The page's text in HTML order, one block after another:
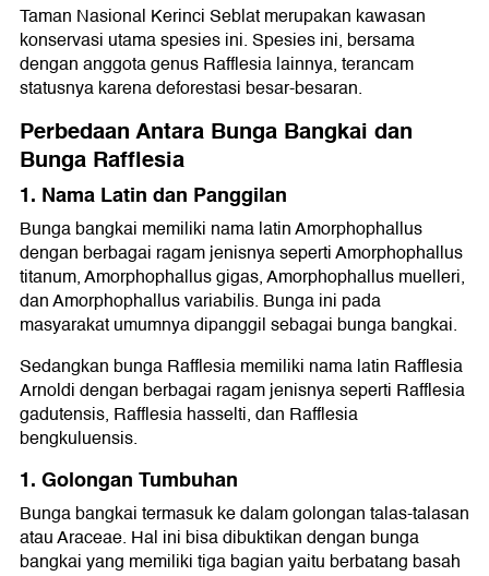
Taman Nasional Kerinci Seblat merupakan kawasan
konservasi utama spesies ini. Spesies ini, bersama
dengan anggota genus Rafflesia lainnya, terancam
statusnya karena deforestasi besar-besaran.
Perbedaan Antara Bunga Bangkai dan
Bunga Rafflesia
1. Nama Latin dan Panggilan
Bunga bangkai memiliki nama latin Amorphophallus
dengan berbagai ragam jenisnya seperti Amorphophallus
titanum, Amorphophallus gigas, Amorphophallus muelleri,
dan Amorphophallus variabilis. Bunga ini pada
masyarakat umumnya dipanggil sebagai bunga bangkai.
Sedangkan bunga Rafflesia memiliki nama latin Rafflesia
Arnoldi dengan berbagai ragam jenisnya seperti Rafflesia
gadutensis, Rafflesia hasselti, dan Rafflesia
bengkuluensis.
1. Golongan Tumbuhan
Bunga bangkai termasuk ke dalam golongan talas-talasan
atau Araceae. Hal ini bisa dibuktikan dengan bunga
bangkai yang memiliki tiga bagian yaitu berbatang basah